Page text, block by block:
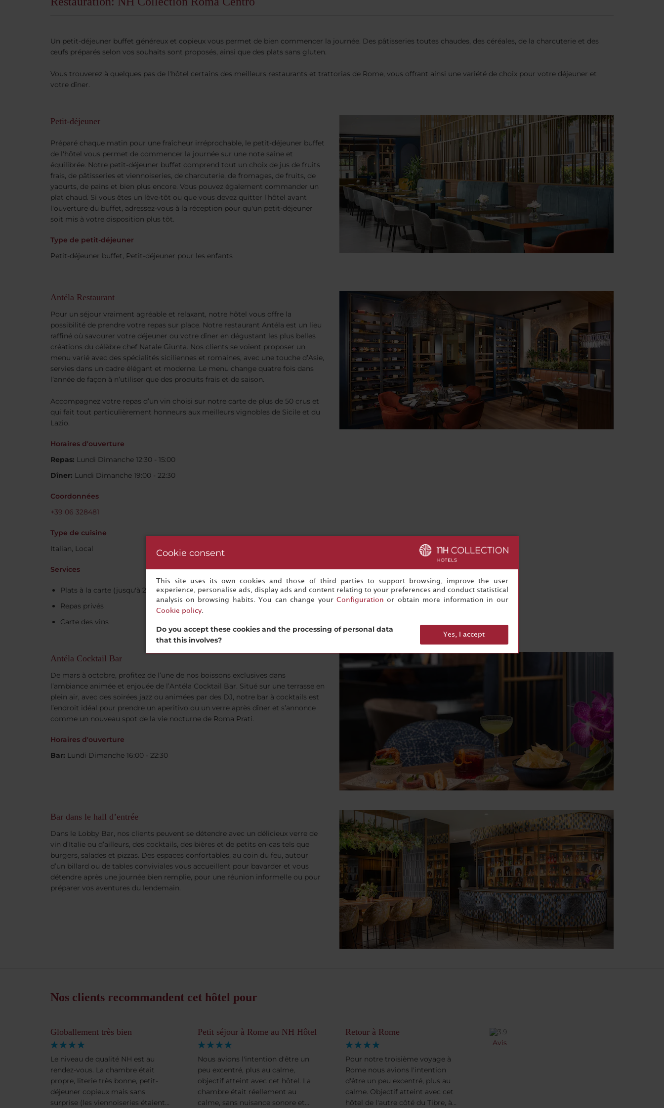
Un petit-déjeuner buffet généreux et copieux vous permet de bien commencer la journée. Des pâtisseries toutes chaudes, des céréales, de la charcuterie et des
œufs préparés selon vos souhaits sont proposés, ainsi que des plats sans gluten.
Vous trouverez à quelques pas de l'hôtel certains des meilleurs restaurants et trattorias de Rome, vous offrant ainsi une variété de choix pour votre déjeuner et
votre dîner.
Petit-déjeuner
Préparé chaque matin pour une fraîcheur irréprochable, le petit-déjeuner buffet
de l'hôtel vous permet de commencer la journée sur une note saine et
équilibrée. Notre petit-déjeuner buffet comprend tout un choix de jus de fruits
frais, de pâtisseries et viennoiseries, de charcuterie, de fromages, de fruits, de
yaourts, de pains et bien plus encore. Vous pouvez également commander un
plat chaud. Si vous êtes un lève-tôt ou que vous devez quitter l'hôtel avant
l'ouverture du buffet, adressez-vous à la réception pour qu'un petit-déjeuner
soit mis à votre disposition plus tôt.
Type de petit-déjeuner
Petit-déjeuner buffet, Petit-déjeuner pour les enfants
Antéla Restaurant
Pour un séjour vraiment agréable et relaxant, notre hôtel vous offre la
possibilité de prendre votre repas sur place. Notre restaurant Antéla est un lieu
raffiné où savourer votre déjeuner ou votre dîner en dégustant les plus belles
créations du célèbre chef Natale Giunta. Nos clients se voient proposer un
menu varié avec des spécialités siciliennes et romaines, avec une touche d’Asie,
servies dans un cadre élégant et moderne. Le menu change quatre fois dans
l’année de façon à n’utiliser que des produits frais et de saison.
Accompagnez votre repas d’un vin choisi sur notre carte de plus de 50 crus et
qui fait tout particulièrement honneurs aux meilleurs vignobles de Sicile et du
Lazio.
Horaires d'ouverture
Repas: Lundi Dimanche 12:30 - 15:00
Dîner: Lundi Dimanche 19:00 - 22:30
Coordonnées
+39 06 328481
Type de cuisine
Italian, Local
Services
Plats à la carte (jusqu'à 22h00)
Repas privés
Carte des vins
Antéla Cocktail Bar
De mars à octobre, profitez de l’une de nos boissons exclusives dans
l’ambiance animée et enjouée de l’Antéla Cocktail Bar. Situé sur une terrasse en
plein air, avec des soirées jazz ou animées par des DJ, notre bar à cocktails est
l’endroit idéal pour prendre un aperitivo ou un verre après dîner et s’annonce
comme un nouveau spot de la vie nocturne de Roma Prati.
Horaires d'ouverture
Bar: Lundi Dimanche 16:00 - 22:30
Bar dans le hall d’entrée
Dans le Lobby Bar, nos clients peuvent se détendre avec un délicieux verre de
vin d’Italie ou d’ailleurs, des cocktails, des bières et de petits en-cas tels que
burgers, salades et pizzas. Des espaces confortables, au coin du feu, autour
d’un billard ou de tables conviviales vous accueillent pour bavarder et vous
détendre après une journée bien remplie, pour une réunion informelle ou pour
préparer vos aventures du lendemain.
Nos clients recommandent cet hôtel pour
Globallement très bien
Le niveau de qualité NH est au
rendez-vous. La chambre était
propre, literie très bonne, petit-
déjeuner copieux mais sans
surprise (les viennoiseries étaient
Petit séjour à Rome au NH Hôtel
Nous avions l'intention d'être un
peu excentré, plus au calme,
objectif atteint avec cet hôtel. La
chambre était réellement au
calme, sans nuisance sonore et
Retour à Rome
Pour notre troisième voyage à
Rome nous avions l'intention
d'être un peu excentré, plus au
calme. Objectif atteint avec cet
hôtel de l'autre côté du Tibre, à
Avis
Cookie consent
This site uses its own cookies and those of third parties to support browsing, improve the user
experience, personalise ads, display ads and content relating to your preferences and conduct statistical
analysis on browsing habits. You can change your Configuration or obtain more information in our
Cookie policy.
Do you accept these cookies and the processing of personal data
that this involves?
Yes, I accept